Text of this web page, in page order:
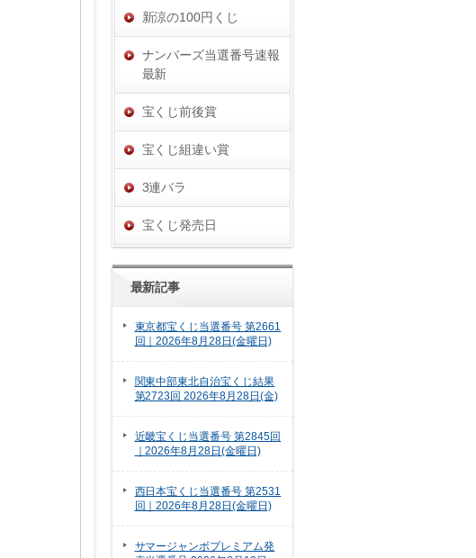
新涼の100円くじ
ナンバーズ当選番号速報
最新
宝くじ前後賞
宝くじ組違い賞
3連バラ
宝くじ発売日
最新記事
東京都宝くじ当選番号 第2661
回｜2026年8月28日(金曜日)
関東中部東北自治宝くじ結果
第2723回 2026年8月28日(金)
近畿宝くじ当選番号 第2845回
｜2026年8月28日(金曜日)
西日本宝くじ当選番号 第2531
回｜2026年8月28日(金曜日)
サマージャンボプレミアム発